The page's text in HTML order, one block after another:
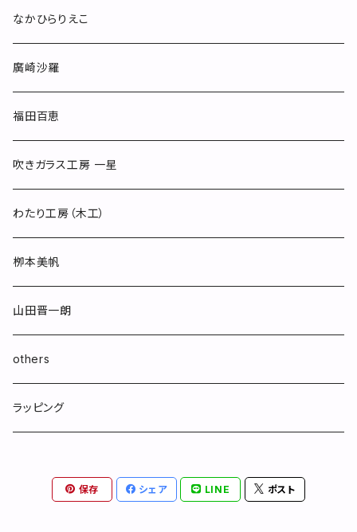
なかひらりえこ
廣崎沙羅
福田百恵
吹きガラス工房 一星
わたり工房（木工）
栁本美帆
山田晋一朗
others
ラッピング
保存 シェア LINE ポスト